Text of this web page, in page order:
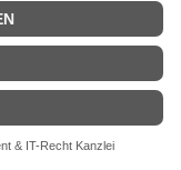
konnte
werden. Das ging
Bevölkerungsstatistik
einen Rückgang
bei einer